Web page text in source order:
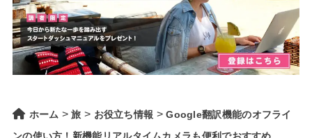
ホーム >旅 > お役立ち情報 >Google翻訳機能のオフライ
ンの使い方！新機能リアルタイムカメラも便利でおすすめ